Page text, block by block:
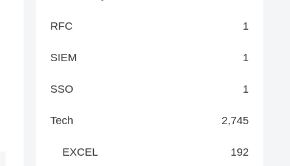
RFC 1
SIEM 1
SSO 1
Tech 2,745
EXCEL 192